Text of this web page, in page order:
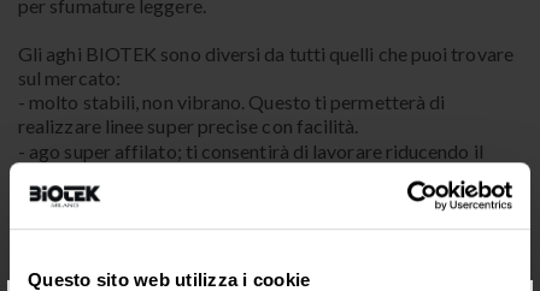
Questo sito web utilizza i cookie
per sfumature leggere.
Gli aghi BIOTEK sono diversi da tutti quelli che puoi trovare
sul mercato:
- molto stabili, non vibrano. Questo ti permetterà di
realizzare linee super precise con facilità.
- ago super affilato; ti consentirà di lavorare riducendo il
- design configurato e studiato appositamente per il trucco
permanente.